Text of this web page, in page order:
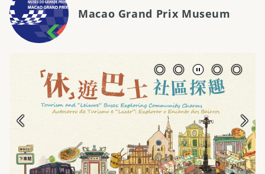
Macao Grand Prix Museum